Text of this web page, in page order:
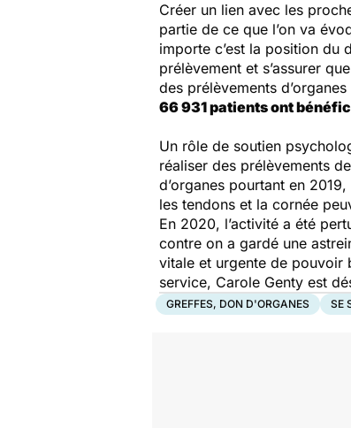
Créer un lien avec les
partie de ce que l’on va
importe c’est la position du
prélèvement et s’assurer
des prélèvements
66 931 patients ont
Un rôle de soutien
réaliser des prélèvements
d’organes pourtant en
les tendons et la cornée
En 2020, l’activité a été
contre on a gardé une
vitale et urgente de pouvoir
service, Carole Genty est
GREFFES, DON D'ORGANES SE